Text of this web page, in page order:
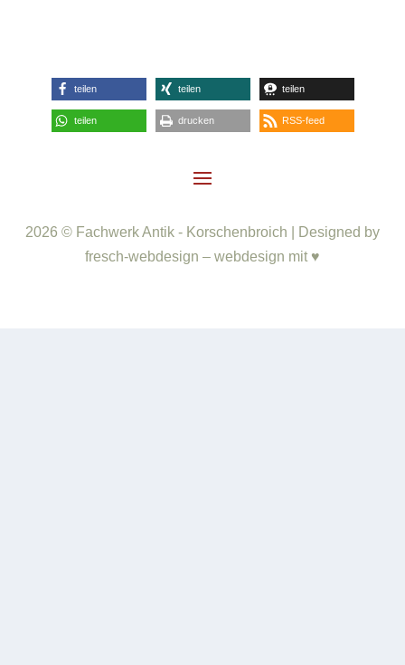
teilen teilen teilen
teilen drucken RSS-feed
2026 © Fachwerk Antik - Korschenbroich | Designed by
fresch-webdesign – webdesign mit ♥